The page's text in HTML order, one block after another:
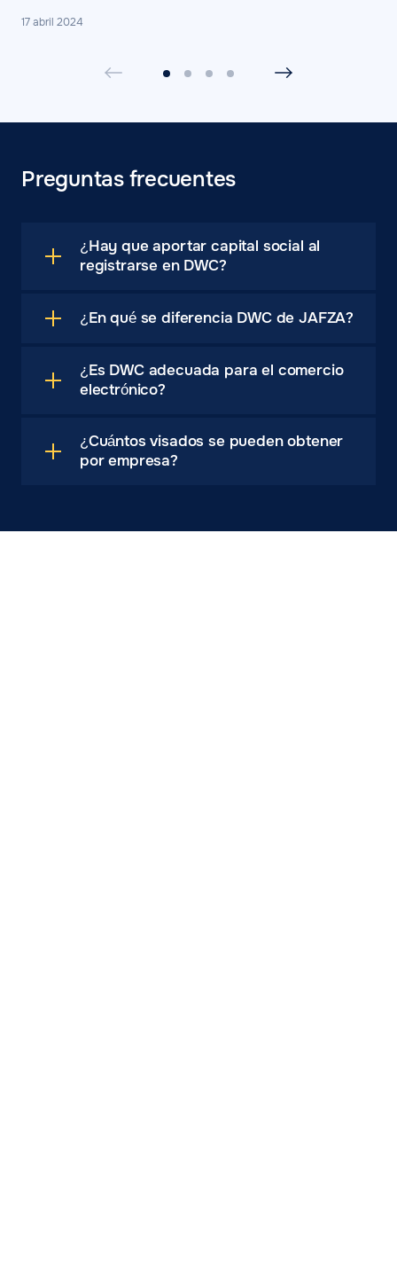
17 abril 2024
Preguntas frecuentes
¿Hay que aportar capital social al
registrarse en DWC?
¿En qué se diferencia DWC de JAFZA?
¿Es DWC adecuada para el comercio
electrónico?
¿Cuántos visados se pueden obtener
por empresa?